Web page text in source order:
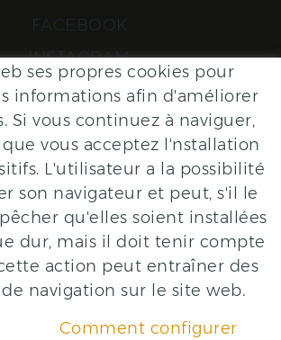
INSTAGRAM
avec les soutien
LEGAL WARNING CONDITIONS
ses propres cookies pour
informations afin d'améliorer
Si vous continuez à naviguer,
vous acceptez l'nstallation
L'utilisateur a la possibilité
son navigateur et peut, s'il le
qu'elles soient installées
dur, mais il doit tenir compte
action peut entraîner des
navigation sur le site web.
Comment configurer